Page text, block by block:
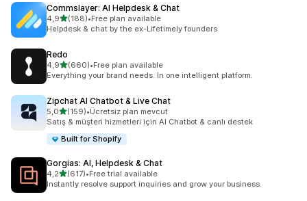
Commslayer: AI Helpdesk & Chat
4,95 yıldız üzerinden
(188)
toplam 188 değerlendirme
•Free plan available
Helpdesk & chat by the ex-Lifetimely founders
Redo
4,95 yıldız üzerinden
(660)
toplam 660 değerlendirme
•Free plan available
Everything your brand needs. In one intelligent platform.
Zipchat AI Chatbot & Live Chat
5,05 yıldız üzerinden
(159)
toplam 159 değerlendirme
•Ücretsiz plan mevcut
Satış & müşteri hizmetleri için AI Chatbot & canlı destek
Built for Shopify
Gorgias: AI, Helpdesk & Chat
4,25 yıldız üzerinden
(617)
toplam 617 değerlendirme
•Free trial available
Instantly resolve support inquiries and grow your business.